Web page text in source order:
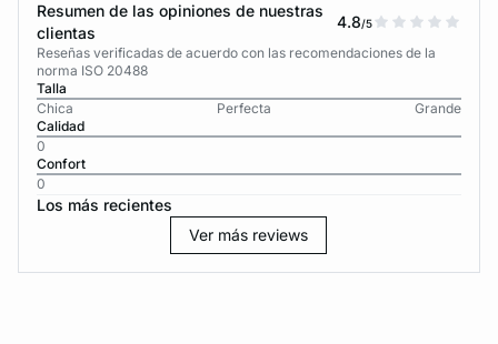
Resumen de las opiniones de nuestras
clientas
4.8/5
Reseñas verificadas de acuerdo con las recomendaciones de la
norma ISO 20488
Talla
Chica
Perfecta
Grande
Calidad
0
Confort
0
Los más recientes
Ver más reviews